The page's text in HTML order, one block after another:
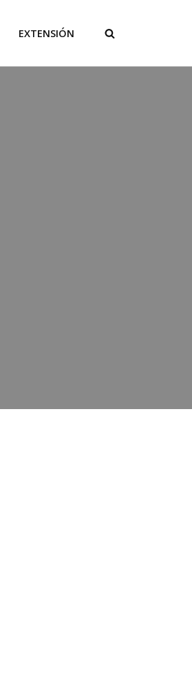
EXTENSIÓN